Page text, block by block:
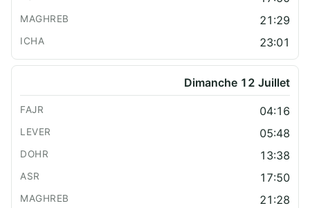
21:29
23:01
Dimanche 12 Juillet
04:16
05:48
13:38
17:50
21:28